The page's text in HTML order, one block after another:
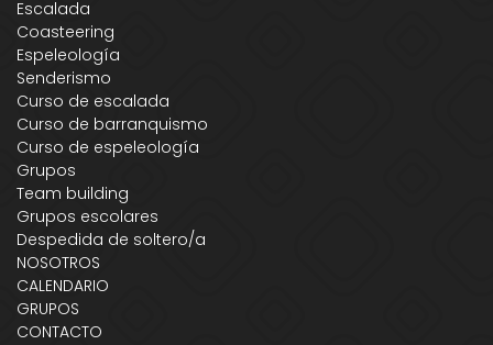
Escalada
Coasteering
Espeleología
Senderismo
Curso de escalada
Curso de barranquismo
Curso de espeleología
Grupos
Team building
Grupos escolares
Despedida de soltero/a
NOSOTROS
CALENDARIO
GRUPOS
CONTACTO